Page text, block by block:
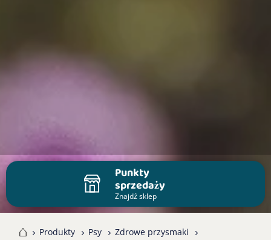
Punkty
sprzedaży
Znajdź sklep
Produkty Psy
Zdrowe przysmaki